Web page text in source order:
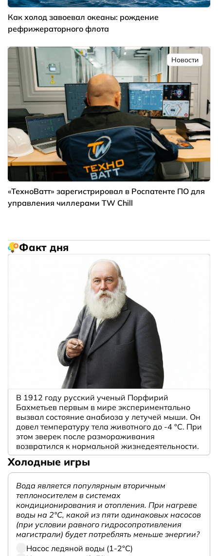
Как холод завоевал океаны: рождение
рефрижераторного флота
Новости
«ТехноВатт» зарегистрировал в Роспатенте ПО для
управления чиллерами TW Chill
Факт дня
В 1912 году русский ученый Порфирий
Бахметьев первым в мире экспериментально
вызвал состояние анабиоза у летучей мыши. Он
довел температуру тела животного до -4 °C. При
этом зверек после размораживания
возвратился к нормальной жизнедеятельности.
Холодные игры
Вода является популярным вторичным
теплоносителем в системах
кондиционирования и отопления. При нагреве
воды на 2°С, какой из пяти одинаковых насосов
(при условии равного гидросопротивления
магистрали) будет потреблять меньше энергии?
Насос ледяной воды (1-2°С)